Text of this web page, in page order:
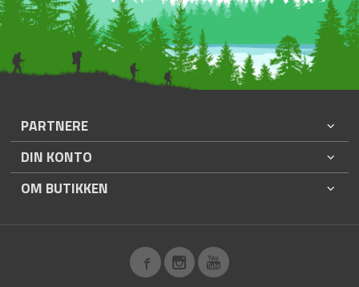
PARTNERE
DIN KONTO
OM BUTIKKEN